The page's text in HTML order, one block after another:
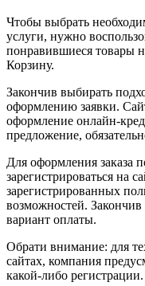
Чтобы выбрать
услуги, нужно
понравившиеся товары
Корзину.
Закончив выбирать
оформлению заявки.
оформление онлайн-
предложение,
Для оформления заказа
зарегистрироваться на
зарегистрированных
возможностей.
вариант оплаты.
Обрати внимание: для
сайтах, компания
какой-либо